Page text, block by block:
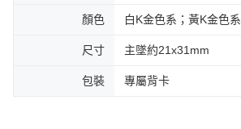
顏色 白K金色系；黃K金色系
尺寸 主墜約21x31mm
包裝 專屬背卡